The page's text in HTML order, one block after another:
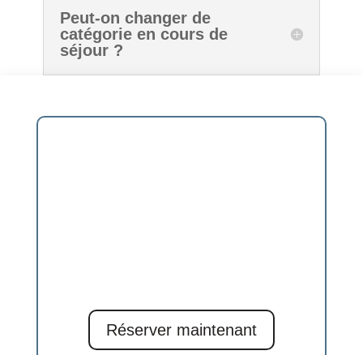
Peut-on changer de
catégorie en cours de
séjour ?
Réserver maintenant